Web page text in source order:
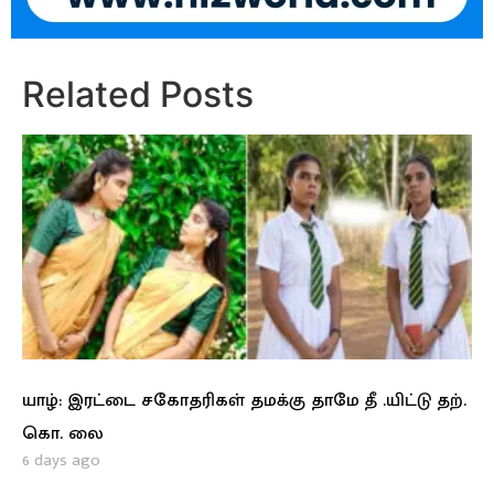
Related Posts
யாழ்: இரட்டை சகோதரிகள் தமக்கு தாமே தீ .யிட்டு தற்.
கொ. லை
6 days ago